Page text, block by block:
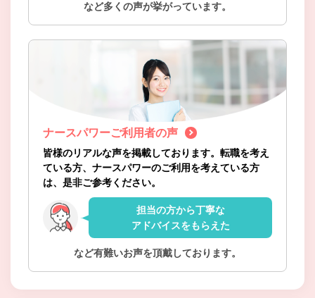
など多くの声が挙がっています。
ナースパワーご利用者の声
皆様のリアルな声を掲載しております。転職を考え
ている方、ナースパワーのご利用を考えている方
は、是非ご参考ください。
担当の方から丁寧な
アドバイスをもらえた
など有難いお声を頂戴しております。